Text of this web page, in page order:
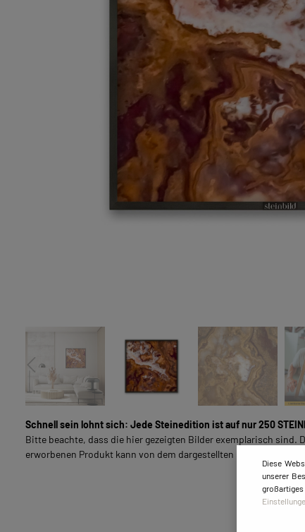
VOLLFLÄCHIGE NATURSTEINBILDER
LIVING & INTERIOR
FÜR GESCHÄFTSKUNDEN
Schnell sein lohnt sich: Jede Steinedition ist auf nur 250
Bitte beachte, dass die hier gezeigten Bilder exemplarisch sind.
erworbenen Produkt kann von dem dargestellten Exemplar-Bild
Diese
unserer